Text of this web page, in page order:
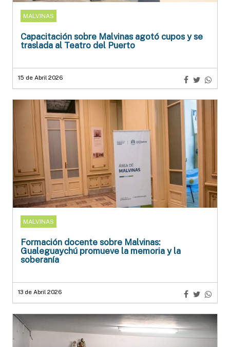
MALVINAS
Capacitación sobre Malvinas agotó cupos y se
traslada al Teatro del Puerto
15 de Abril 2026
MALVINAS
Formación docente sobre Malvinas:
Gualeguaychú promueve la memoria y la
soberanía
13 de Abril 2026